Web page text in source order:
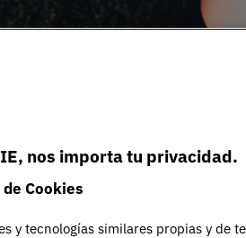
nos importa tu privacidad.
Cookies
y tecnologías similares propias y de